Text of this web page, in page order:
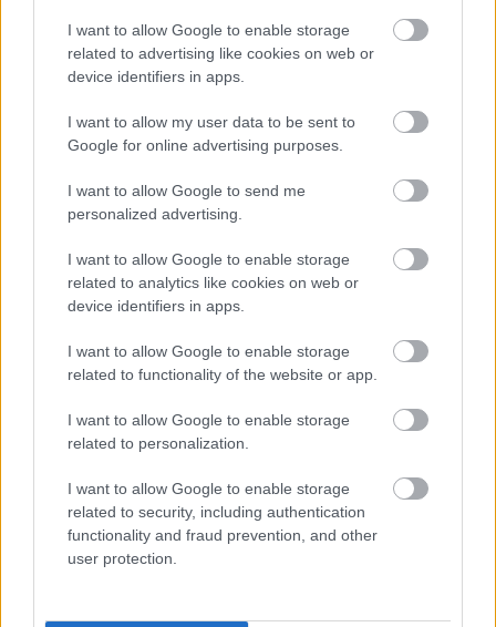
I want to allow Google to enable storage
related to advertising like cookies on web or
device identifiers in apps.
I want to allow my user data to be sent to
Google for online advertising purposes.
I want to allow Google to send me
personalized advertising.
I want to allow Google to enable storage
related to analytics like cookies on web or
device identifiers in apps.
I want to allow Google to enable storage
related to functionality of the website or app.
I want to allow Google to enable storage
related to personalization.
I want to allow Google to enable storage
related to security, including authentication
functionality and fraud prevention, and other
user protection.
L'alimentation peut-elle soutenir le système immunitaire, photo : panthermedia
Le système immunitaire est chargé de
pathogènestels que les bactéries, les virus et les
champignons. Il reconnaît et élimine les substances
cellules cancéreuses. Il joue également un rôle